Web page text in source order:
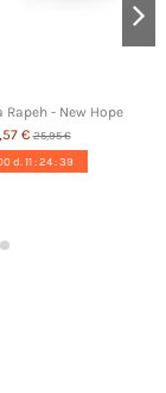
Rapeh - New Hope
€25,95 €
d. 11:24:38